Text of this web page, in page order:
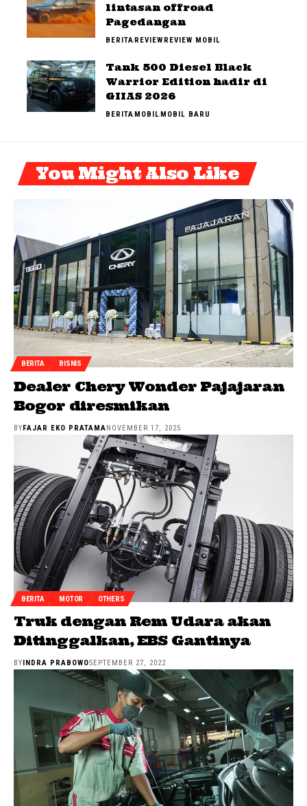
lintasan offroad
Pagedangan
BERITAREVIEWREVIEW MOBIL
Tank 500 Diesel Black
Warrior Edition hadir di
GIIAS 2026
BERITAMOBILMOBIL BARU
You Might Also Like
BERITA BISNIS
Dealer Chery Wonder Pajajaran
Bogor diresmikan
BYFAJAR EKO PRATAMANOVEMBER 17, 2025
BERITA MOTOR OTHERS
Truk dengan Rem Udara akan
Ditinggalkan, EBS Gantinya
BY INDRA PRABOWOSEPTEMBER 27, 2022